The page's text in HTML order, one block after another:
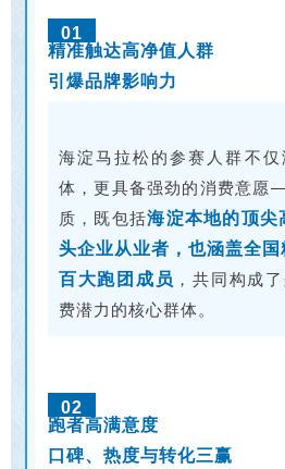
01
精准触达高净值人群
引爆品牌影响力
海淀马拉松的参赛人群不
体，更具备强劲的消费意
质，既包括海淀本地的顶尖
头企业从业者，也涵盖全国
百大跑团成员 ，共同构成
费潜力的核心群体。
02
跑者高满意度
口碑、热度与转化三赢